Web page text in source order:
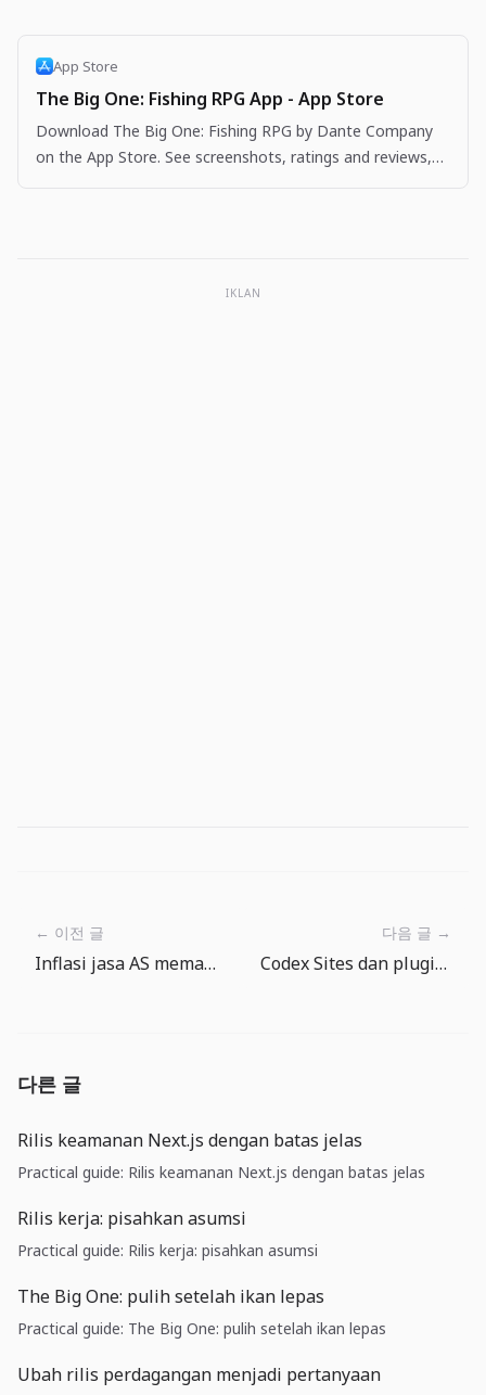
App Store
The Big One: Fishing RPG App - App Store
Download The Big One: Fishing RPG by Dante Company
on the App Store. See screenshots, ratings and reviews,
IKLAN
← 이전 글
Inflasi jasa AS memanas lagi: Juni lebih soal menjaga biaya daripada menunggu pemangkasan suku bunga
다음 글 →
Codex Sites dan plugin: alat internal kini butuh tata kelola deployment
다른 글
Rilis keamanan Next.js dengan batas jelas
Practical guide: Rilis keamanan Next.js dengan batas jelas
Rilis kerja: pisahkan asumsi
Practical guide: Rilis kerja: pisahkan asumsi
The Big One: pulih setelah ikan lepas
Practical guide: The Big One: pulih setelah ikan lepas
Ubah rilis perdagangan menjadi pertanyaan